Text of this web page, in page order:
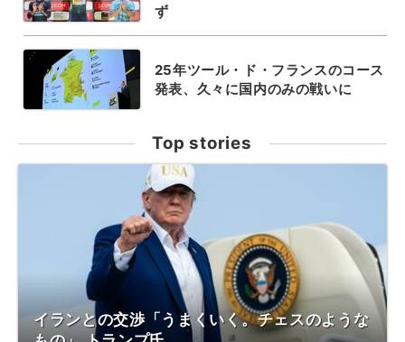
ず
25年ツール・ド・フランスのコース
発表、久々に国内のみの戦いに
Top stories
イランとの交渉「うまくいく。チェスのような